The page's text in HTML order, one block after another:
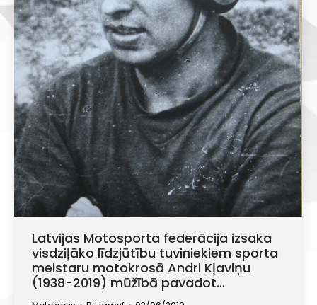
Latvijas Motosporta federācija izsaka
visdziļāko līdzjūtību tuviniekiem sporta
meistaru motokrosā Andri Kļaviņu
(1938-2019) mūžībā pavadot…